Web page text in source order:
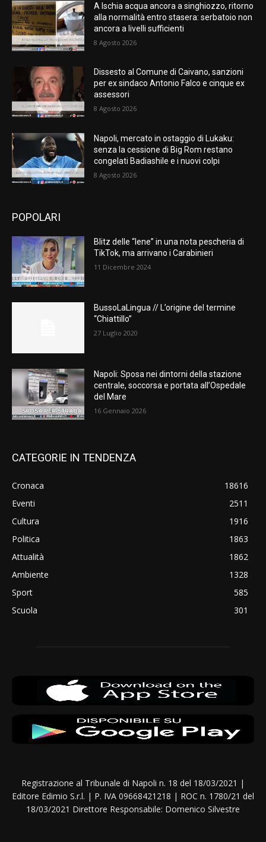
A Ischia acqua ancora a singhiozzo, ritorno
alla normalità entro stasera: serbatoio non
ancora a livelli sufficienti
8 Agosto 2026
Dissesto al Comune di Caivano, sanzioni
per ex sindaco Antonio Falco e cinque ex
assessori
8 Agosto 2026
Napoli, mercato in ostaggio di Lukaku:
senza la cessione di Big Rom restano
congelati Badiashile e i nuovi colpi
8 Agosto 2026
POPOLARI
Blitz delle “Iene” in una nota pescheria di
TikTok, ma arrivano i Carabinieri
11 Dicembre 2024
BussoLaLingua // L’origine del termine
“Chiattillo”
27 Luglio 2020
Napoli: Sposa nei dintorni della stazione
centrale, soccorsa e portata all’Ospedale
del Mare
16 Gennaio 2026
CATEGORIE IN TENDENZA
Cronaca
18616
Eventi
2511
Cultura
1916
Politica
1863
Attualità
1862
Ambiente
1328
Sport
585
Scuola
301
Registrazione al Tribunale di Napoli n. 18 del 18/03/2021 |
Editore Edimio S.r.l. | P. IVA 09668421218 | ROC n. 1780/21 del
18/03/2021 Direttore Responsabile: Domenico Silvestre